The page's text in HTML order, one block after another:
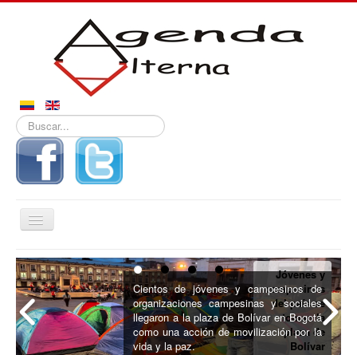
Buscar...
Alternar
navegación
Inicio
Noticias
Derechos
Reportajes
Jóvenes y
campesinos
del país se
toman la
plaza de
Bolívar
Cientos de jóvenes y campesinos de
organizaciones campesinas y sociales
llegaron a la plaza de Bolívar en Bogotá
como una acción de movilización por la
vida y la paz.